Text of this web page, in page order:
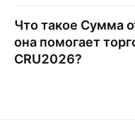
Что такое Сумма
она помогает
CRU2026?